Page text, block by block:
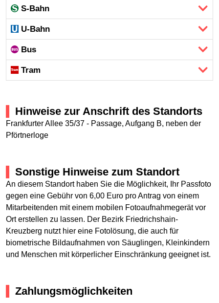
S-Bahn
U-Bahn
Bus
Tram
Hinweise zur Anschrift des Standorts
Frankfurter Allee 35/37 - Passage, Aufgang B, neben der
Pförtnerloge
Sonstige Hinweise zum Standort
An diesem Standort haben Sie die Möglichkeit, Ihr Passfoto
gegen eine Gebühr von 6,00 Euro pro Antrag von einem
Mitarbeitenden mit einem mobilen Fotoaufnahmegerät vor
Ort erstellen zu lassen. Der Bezirk Friedrichshain-
Kreuzberg nutzt hier eine Fotolösung, die auch für
biometrische Bildaufnahmen von Säuglingen, Kleinkindern
und Menschen mit körperlicher Einschränkung geeignet ist.
Zahlungsmöglichkeiten